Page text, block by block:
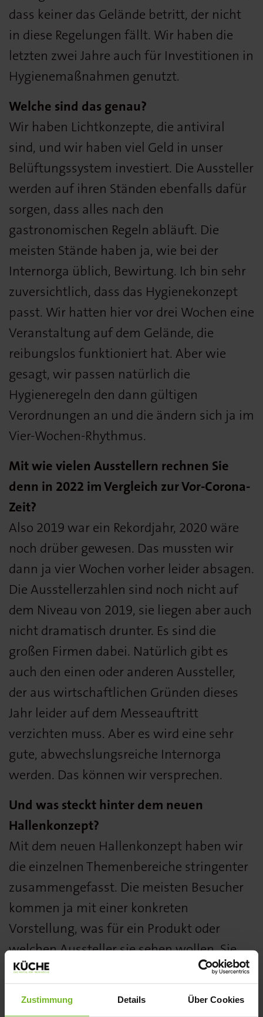
Zustimmung Details Über Cookies
dass keiner das Gelände betritt, der nicht
in diese Regelungen fällt. Wir haben die
letzten zwei Jahre auch für Investitionen in
Hygienemaßnahmen genutzt.
Welche sind das genau?
Wir haben Lichtkonzepte, die antiviral
sind, und wir haben viel Geld in unser
Belüftungssystem investiert. Die Aussteller
werden auf ihren Ständen ebenfalls dafür
sorgen, dass alles nach den
gastronomischen Regeln abläuft. Die
meisten Stände haben ja, wie bei der
Internorga üblich, Bewirtung. Ich bin sehr
zuversichtlich, dass das Hygienekonzept
passt. Wir hatten hier vor drei Wochen eine
Veranstaltung auf dem Gelände, die
reibungslos funktioniert hat. Aber wie
gesagt, wir passen natürlich die
Hygieneregeln den dann gültigen
Verordnungen an und die ändern sich ja im
Vier-Wochen-Rhythmus.
Mit wie vielen Ausstellern rechnen Sie
denn in 2022 im Vergleich zur Vor-Corona-
Zeit?
Also 2019 war ein Rekordjahr, 2020 wäre
noch drüber gewesen. Das mussten wir
dann ja vier Wochen vorher leider absagen.
Die Ausstellerzahlen sind noch nicht auf
dem Niveau von 2019, sie liegen aber auch
nicht dramatisch drunter. Es sind die
großen Firmen dabei. Natürlich gibt es
auch den einen oder anderen Aussteller,
der aus wirtschaftlichen Gründen dieses
Jahr leider auf dem Messeauftritt
verzichten muss. Aber es wird eine sehr
gute, abwechslungsreiche Internorga
werden. Das können wir versprechen.
Und was steckt hinter dem neuen
Hallenkonzept?
Mit dem neuen Hallenkonzept haben wir
die einzelnen Themenbereiche stringenter
zusammengefasst. Die meisten Besucher
kommen ja mit einer konkreten
Vorstellung, was für ein Produkt oder
welchen Aussteller sie sehen wollen. Sie
haben nicht mehr so viel Zeit, sich durch
die Hallen zu suchen, sondern sie wollen
erst einmal ihre Agenda abarbeiten. Das